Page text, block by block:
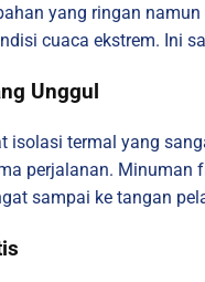
yang ringan
cuaca ekstrem. Ini
Unggul
isolasi termal yang
perjalanan. Minuman
sampai ke tangan